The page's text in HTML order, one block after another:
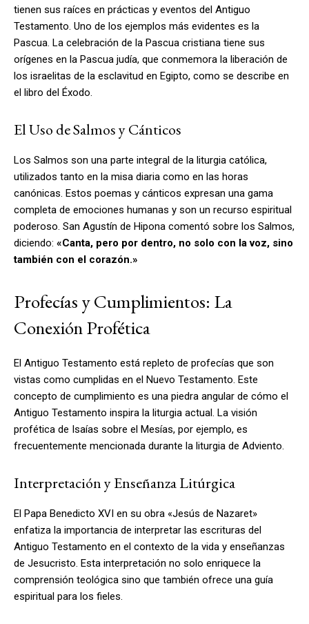
tienen sus raíces en prácticas y eventos del Antiguo
Testamento. Uno de los ejemplos más evidentes es la
Pascua. La celebración de la Pascua cristiana tiene sus
orígenes en la Pascua judía, que conmemora la liberación de
los israelitas de la esclavitud en Egipto, como se describe en
el libro del Éxodo.
El Uso de Salmos y Cánticos
Los Salmos son una parte integral de la liturgia católica,
utilizados tanto en la misa diaria como en las horas
canónicas. Estos poemas y cánticos expresan una gama
completa de emociones humanas y son un recurso espiritual
poderoso. San Agustín de Hipona comentó sobre los Salmos,
diciendo: «Canta, pero por dentro, no solo con la voz, sino
también con el corazón.»
Profecías y Cumplimientos: La
Conexión Profética
El Antiguo Testamento está repleto de profecías que son
vistas como cumplidas en el Nuevo Testamento. Este
concepto de cumplimiento es una piedra angular de cómo el
Antiguo Testamento inspira la liturgia actual. La visión
profética de Isaías sobre el Mesías, por ejemplo, es
frecuentemente mencionada durante la liturgia de Adviento.
Interpretación y Enseñanza Litúrgica
El Papa Benedicto XVI en su obra «Jesús de Nazaret»
enfatiza la importancia de interpretar las escrituras del
Antiguo Testamento en el contexto de la vida y enseñanzas
de Jesucristo. Esta interpretación no solo enriquece la
comprensión teológica sino que también ofrece una guía
espiritual para los fieles.